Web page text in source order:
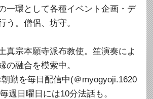
一環として各種イベント企画・デ
う。僧侶、坊守。
真宗本願寺派布教使。笙演奏によ
の融合を模索中。
勤を毎日配信中(＠myogyoji.1620
週日曜日には10分法話も。